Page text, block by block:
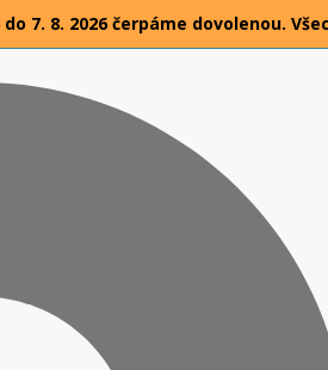
7. 8. 2026 čerpáme dovolenou.